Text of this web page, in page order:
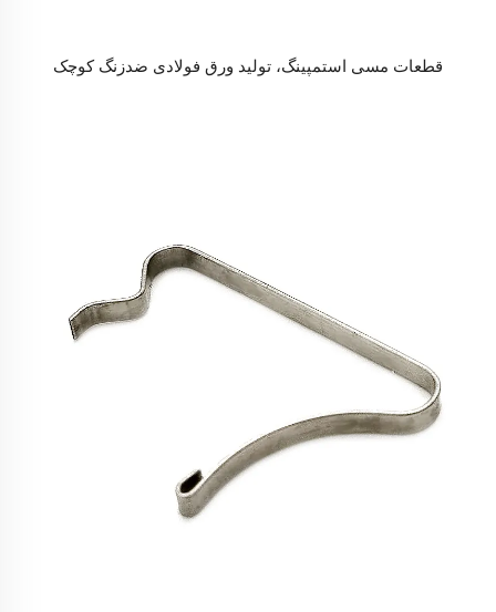
قطعات مسی استمپینگ، تولید ورق فولادی ضدزنگ کوچک